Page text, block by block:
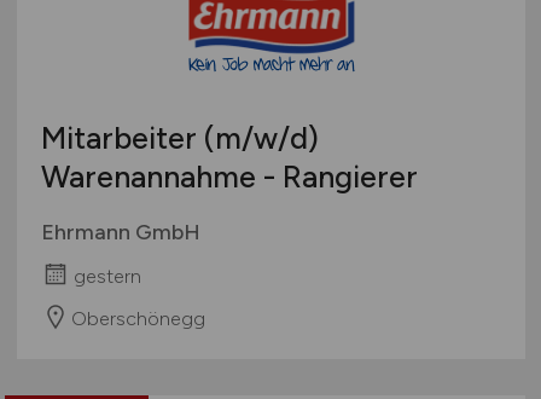
Mitarbeiter (m/w/d)
Warenannahme - Rangierer
Ehrmann GmbH
gestern
Oberschönegg